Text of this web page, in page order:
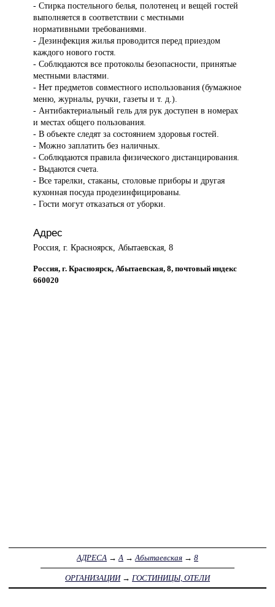
- Стирка постельного белья, полотенец и вещей гостей
выполняется в соответствии с местными
нормативными требованиями.
- Дезинфекция жилья проводится перед приездом
каждого нового гостя.
- Соблюдаются все протоколы безопасности, принятые
местными властями.
- Нет предметов совместного использования (бумажное
меню, журналы, ручки, газеты и т. д.).
- Антибактериальный гель для рук доступен в номерах
и местах общего пользования.
- В объекте следят за состоянием здоровья гостей.
- Можно заплатить без наличных.
- Соблюдаются правила физического дистанцирования.
- Выдаются счета.
- Все тарелки, стаканы, столовые приборы и другая
кухонная посуда продезинфицированы.
- Гости могут отказаться от уборки.
Адрес
Россия, г. Красноярск, Абытаевская, 8
Россия, г. Красноярск, Абытаевская, 8, почтовый индекс
660020
АДРЕСА →А →Абытаевская → 8
ОРГАНИЗАЦИИ→ ГОСТИНИЦЫ, ОТЕЛИ